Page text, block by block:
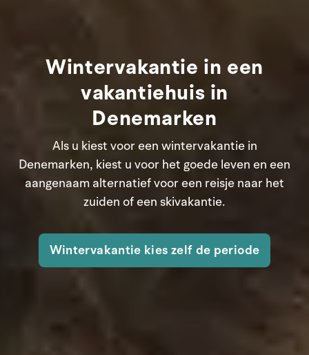
Wintervakantie in een
vakantiehuis in
Denemarken
Als u kiest voor een wintervakantie in
Denemarken, kiest u voor het goede leven en een
aangenaam alternatief voor een reisje naar het
zuiden of een skivakantie.
Wintervakantie kies zelf de periode